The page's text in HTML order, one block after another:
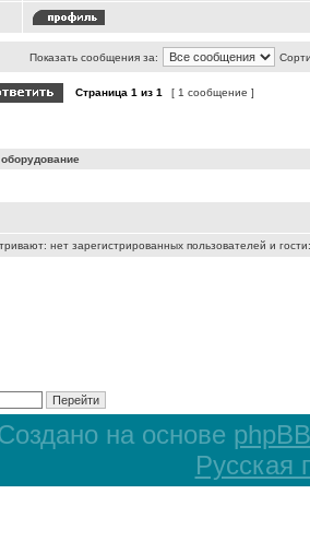
Показать сообщения за:
Страница 1 из 1 [ 1 сообщение ]
нет зарегистрированных пользователей и
на основе phpBB
Русская